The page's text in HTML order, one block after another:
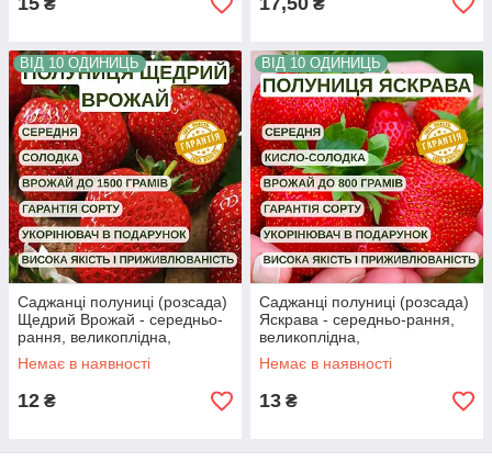
₴ ₴
ВІД 10 ОДИНИЦЬ
Саджанці полуниці (розсада)
Щедрий Врожай - середньо-
рання, великоплідна,
високоврожайна
Немає в наявності
12 ₴
ВІД 10 ОДИНИЦЬ
Саджанці полуниці (розсада)
Яскрава - середньо-рання,
великоплідна,
високоврожайна
Немає в наявності
13 ₴